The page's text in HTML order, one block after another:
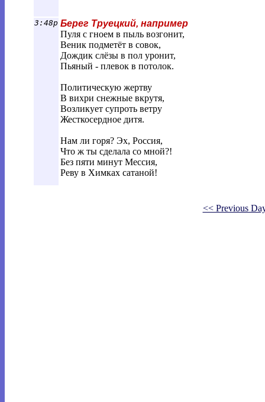
3:48p Берег Труецкий, например
Пуля с гноем в пыль возгонит,
Веник подметёт в совок,
Дождик слёзы в пол уронит,
Пьяный - плевок в потолок.
Политическую жертву
В вихри снежные вкрутя,
Возликует супроть ветру
Жесткосердное дитя.
Нам ли горя? Эх, Россия,
Что ж ты сделала со мной?!
Без пяти минут Мессия,
Реву в Химках сатаной!
<< Previous